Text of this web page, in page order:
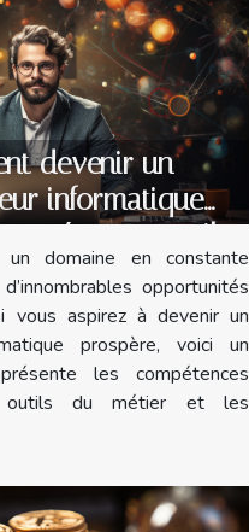
devenir un
informatique
outils
?
un domaine en constante
opportunités
vous aspirez à devenir un
prospère, voici un
les compétences
outils du métier et les